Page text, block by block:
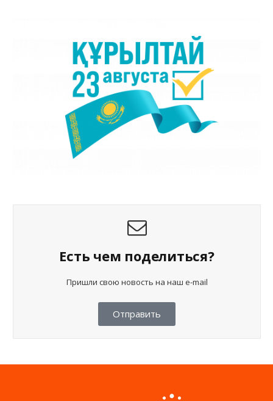
Есть чем поделиться?
Пришли свою новость на наш e-mail
Отправить